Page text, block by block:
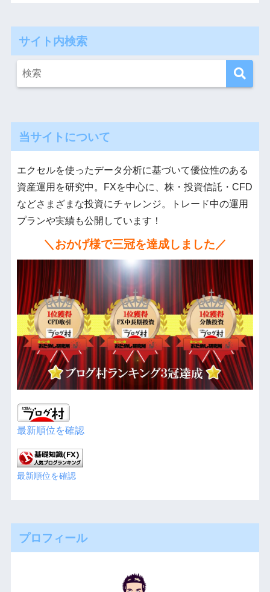
サイト内検索
当サイトについて
エクセルを使ったデータ分析に基づいて優位性のある
資産運用を研究中。FXを中心に、株・投資信託・CFD
などさまざまな投資にチャレンジ。トレード中の運用
プランや実績も公開しています！
＼おかげ様で三冠を達成しました／
最新順位を確認
最新順位を確認
プロフィール